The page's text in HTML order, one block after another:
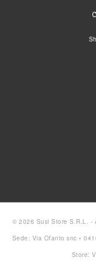
© 2026 Susi Store S.R.L. -
Sede: Via Ofanto snc •
Store: